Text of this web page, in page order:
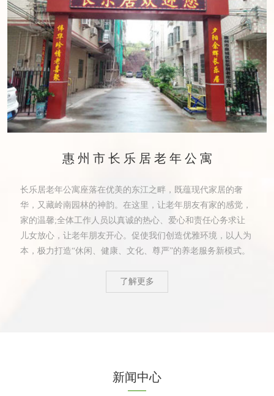
惠州市长乐居老年公寓
长乐居老年公寓座落在优美的东江之畔，既蕴现代家居的奢
华，又藏岭南园林的神韵。在这里，让老年朋友有家的感觉，
家的温馨;全体工作人员以真诚的热心、爱心和责任心务求让
儿女放心，让老年朋友开心。促使我们创造优雅环境，以人为
本，极力打造“休闲、健康、文化、尊严”的养老服务新模式。
了解更多
新闻中心